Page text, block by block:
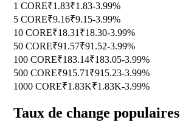
1 CORE₹1.83₹1.83-3.99%
5 CORE₹9.16₹9.15-3.99%
10 CORE₹18.31 ₹18.30-3.99%
50 CORE₹91.57₹91.52-3.99%
100 CORE₹183.14₹183.05-3.99%
500 CORE₹915.71 ₹915.23-3.99%
1000 CORE₹1.83K₹1.83K-3.99%
Taux de change populaires